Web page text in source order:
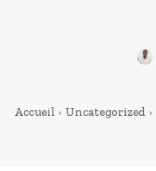
Accueil Uncategorized